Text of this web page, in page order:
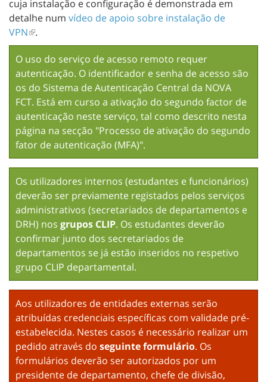
cuja instalação e configuração é demonstrada em
detalhe num vídeo de apoio sobre instalação de
VPN
.
O uso do serviço de acesso remoto requer
autenticação. O identificador e senha de acesso são
os do Sistema de Autenticação Central da NOVA
FCT. Está em curso a ativação do segundo factor de
autenticação neste serviço, tal como descrito nesta
página na secção "Processo de ativação do segundo
fator de autenticação (MFA)".
Os utilizadores internos (estudantes e funcionários)
deverão ser previamente registados pelos serviços
administrativos (secretariados de departamentos e
DRH) nos grupos CLIP. Os estudantes deverão
confirmar junto dos secretariados de
departamentos se já estão inseridos no respetivo
grupo CLIP departamental.
Aos utilizadores de entidades externas serão
atribuídas credenciais específicas com validade pré-
estabelecida. Nestes casos é necessário realizar um
pedido através do seguinte formulário. Os
formulários deverão ser autorizados por um
presidente de departamento, chefe de divisão,